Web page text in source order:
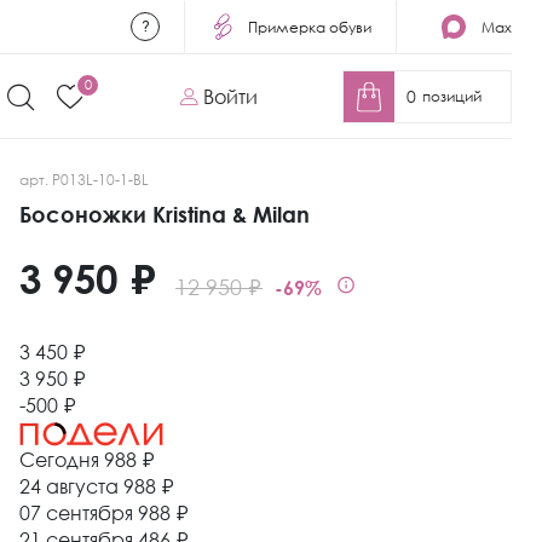
Примерка обуви Max
0
Войти 0 позиций
арт. P013L-10-1-BL
Босоножки Kristina & Milan
12 950 ₽ -69%
3 950 ₽
3 450 ₽
3 950 ₽
-500 ₽
Сегодня 988 ₽
24 августа 988 ₽
07 сентября 988 ₽